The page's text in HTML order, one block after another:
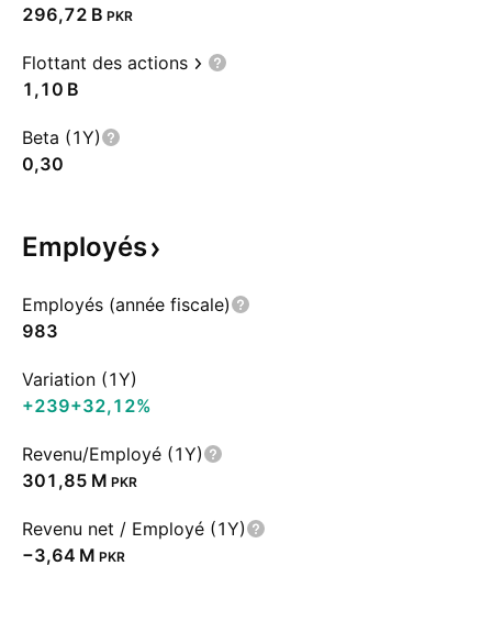
‪296,72 B‬ PKR
Flottant des actions
‪1,10 B‬
Beta (1Y)
0,30
Employés
Employés (année fiscale)
983
Variation (1Y)
+239+32,12%
Revenu/Employé (1Y)
‪301,85 M‬ PKR
Revenu net / Employé (1Y)
‪−3,64 M‬ PKR